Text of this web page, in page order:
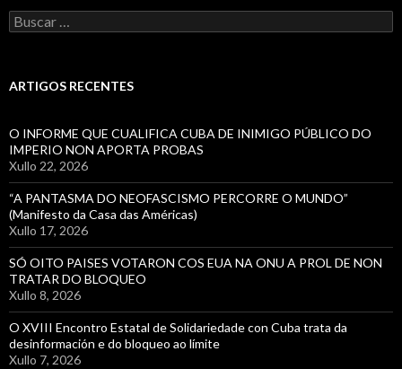
Buscar:
ARTIGOS RECENTES
O INFORME QUE CUALIFICA CUBA DE INIMIGO PÚBLICO DO
IMPERIO NON APORTA PROBAS
Xullo 22, 2026
“A PANTASMA DO NEOFASCISMO PERCORRE O MUNDO”
(Manifesto da Casa das Américas)
Xullo 17, 2026
SÓ OITO PAISES VOTARON COS EUA NA ONU A PROL DE NON
TRATAR DO BLOQUEO
Xullo 8, 2026
O XVIII Encontro Estatal de Solidariedade con Cuba trata da
desinformación e do bloqueo ao límite
Xullo 7, 2026